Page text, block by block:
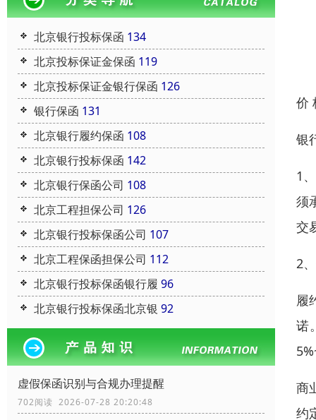
北京银行投标保函 134
北京投标保证金保函 119
北京投标保证金银行保函 126
银行保函 131
北京银行履约保函 108
北京银行投标保函 142
北京银行保函公司 108
北京工程担保公司 126
北京银行投标保函公司 107
北京工程保函担保公司 112
北京银行投标保函银行履 96
北京银行投标保函北京银 92
虚假保函识别与合规办理提醒
702阅读 2026-07-28 20:20:48
价
银
1
须
交
2
履
诺
商
约